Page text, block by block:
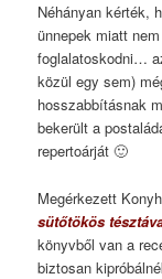
Néhányan kérték,
ünnepek miatt
foglalatoskodni…
közül egy sem)
hosszabbításnak
bekerült a
repertoárját 🙂
Megérkezett
sütőtökös
könyvből van a
biztosan